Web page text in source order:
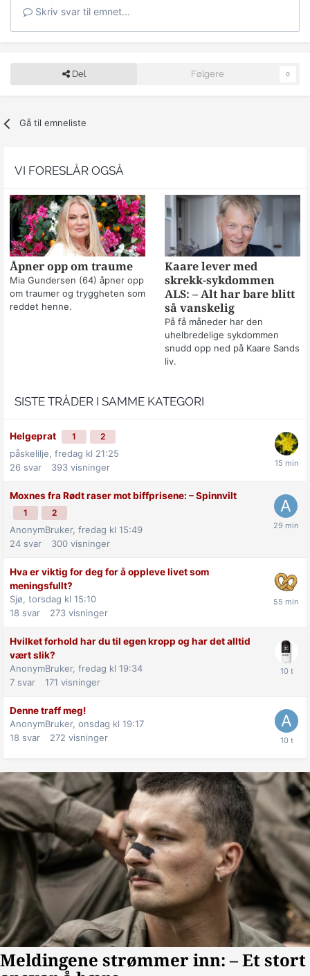
Skriv svar til emnet...
Del Følgere 0
Gå til emneliste
VI FORESLÅR OGSÅ
Åpner opp om traume
Mia Gundersen (64) åpner opp
om traumer og tryggheten som
reddet henne.
Kaare lever med
skrekk-sykdommen
ALS: – Alt har bare blitt
så vanskelig
På få måneder har den
uhelbredelige sykdommen
snudd opp ned på Kaare Sands
liv.
SISTE TRÅDER I SAMME KATEGORI
Helgeprat 1 2
påskelilje, fredag kl 21:25
26 svar 393 visninger
Moxnes fra Rødt raser mot biff­prisene: –⁠ Spinnvilt
1 2
AnonymBruker, fredag kl 15:49
24 svar 300 visninger
Hva er viktig for deg for å oppleve livet som
meningsfullt?
Sjø, torsdag kl 15:10
18 svar 273 visninger
Hvilket forhold har du til egen kropp og har det alltid
vært slik?
AnonymBruker, fredag kl 19:34
7 svar 171 visninger
Denne traff meg!
AnonymBruker, onsdag kl 19:17
18 svar 272 visninger